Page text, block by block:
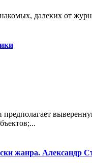
далеких от
жанра. Александр